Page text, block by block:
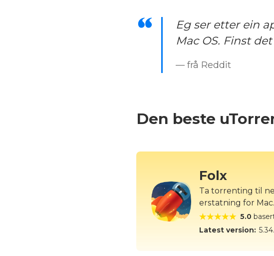
Eg ser etter ein
Mac OS. Finst
— frå Reddit
Den beste
Folx
Ta torrenting til
erstatning for Mac.
5.0
Latest version: